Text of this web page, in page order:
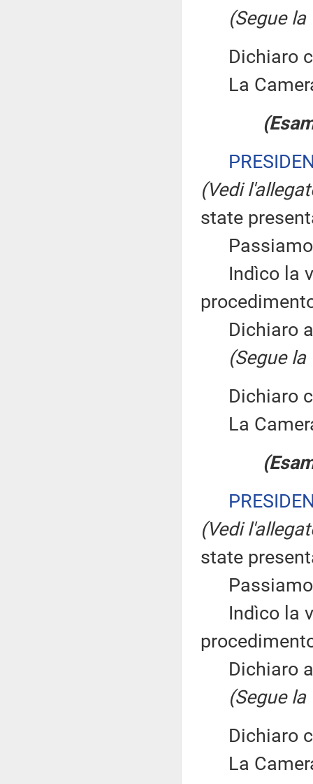
(Segue
Dichiaro
La
(Vedi
state
Passiamo
Indìco la
Dichiaro
(Segue
Dichiaro
La
(Vedi
state
Passiamo
Indìco la
Dichiaro
(Segue
Dichiaro
La